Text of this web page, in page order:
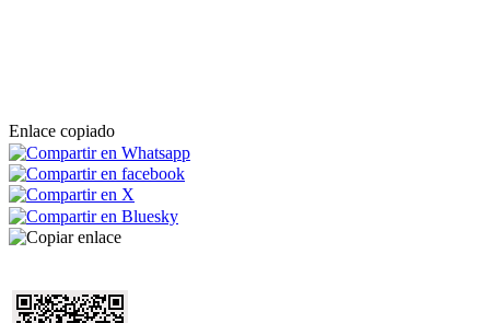
Enlace copiado